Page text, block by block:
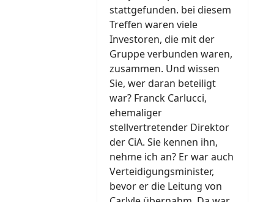
stattgefunden. bei diesem
Treffen waren viele
Investoren, die mit der
Gruppe verbunden waren,
zusammen. Und wissen
Sie, wer daran beteiligt
war? Franck Carlucci,
ehemaliger
stellvertretender Direktor
der CiA. Sie kennen ihn,
nehme ich an? Er war auch
Verteidigungsminister,
bevor er die Leitung von